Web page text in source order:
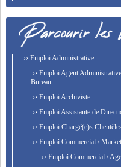
›› Emploi Administrative
›› Emploi Agent
Bureau
›› Emploi Archiviste
›› Emploi Assistante de
›› Emploi Chargé(e)s
›› Emploi Commercial /
›› Emploi Commercial /